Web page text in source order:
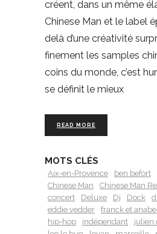
créent, dans un même
Chinese Man et le label
delà d’une créativité
finement les samples
coins du monde, c’est
se définit le mieux
READ MORE
MOTS CLÉS
Aix-en-Provence ben befort
Chinese Man
Chinese Man
concert
Deluxe Dj Dock
eddie vedder
franck et
hip-hop
indépendant julien